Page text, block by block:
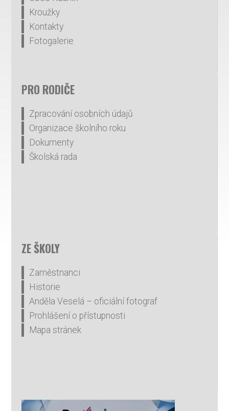
Kroužky
Kontakty
Fotogalerie
PRO RODIČE
Zpracování osobních údajů
Organizace školního roku
Dokumenty
Školská rada
ZE ŠKOLY
Zaměstnanci
Historie
Anděla Veselá – oficiální fotograf
Prohlášení o přístupnosti
Mapa stránek